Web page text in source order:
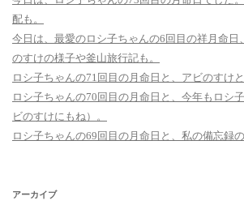
配も。
今日は、最愛のロシ子ちゃんの6回目の祥月命日
のすけの様子や釜山旅行記も。
ロシ子ちゃんの71回目の月命日と、アビのすけ
ロシ子ちゃんの70回目の月命日と、今年もロシ
ビのすけにもね）。
ロシ子ちゃんの69回目の月命日と、私の備忘録の
アーカイブ